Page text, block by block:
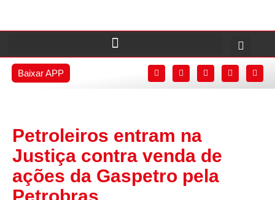
Baixar APP
Petroleiros entram na
Justiça contra venda de
ações da Gaspetro pela